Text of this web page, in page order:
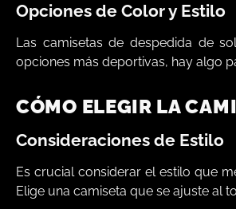
Opciones de Color y Estilo
Las camisetas de despedida de
opciones más deportivas, hay algo
CÓMO ELEGIR LA
Consideraciones de Estilo
Es crucial considerar el estilo que
Elige una camiseta que se ajuste al